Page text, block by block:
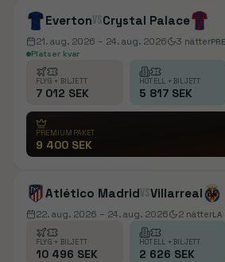
EvertonvsCrystal Palace
21. aug. 2026 – 24. aug. 2026 3 nätter
Platser kvar
FLYG + BILJETT
7 012 SEK
HOTELL + BILJETT
5 817 SEK
PREMIUMPAKET
9 400 SEK
Atlético MadridvsVillarreal
22. aug. 2026 – 24. aug. 2026 2 nätterLA
FLYG + BILJETT
10 496 SEK
HOTELL + BILJETT
2 626 SEK